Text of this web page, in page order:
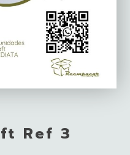
Ref 3